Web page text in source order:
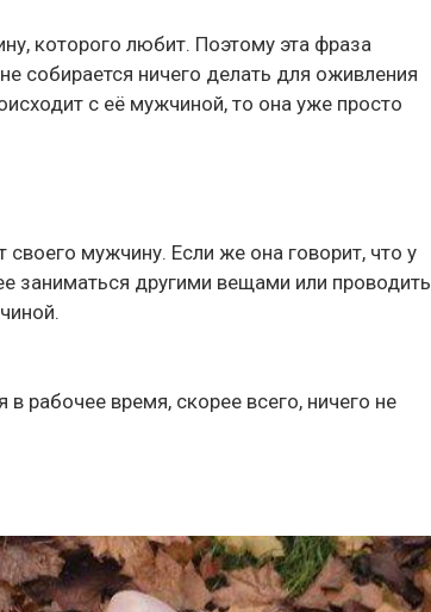
которого любит. Поэтому эта фраза
собирается ничего делать для оживления
с её мужчиной, то она уже просто
мужчину. Если же она говорит, что у
заниматься другими вещами или проводить
рабочее время, скорее всего, ничего не